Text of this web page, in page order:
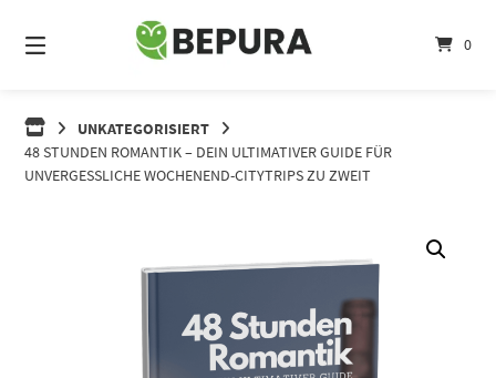
zum
Inhalt
0
UNKATEGORISIERT
48 STUNDEN ROMANTIK – DEIN ULTIMATIVER GUIDE FÜR
UNVERGESSLICHE WOCHENEND-CITYTRIPS ZU ZWEIT